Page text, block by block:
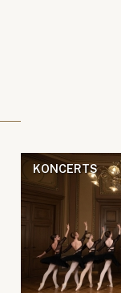
KONCERTS